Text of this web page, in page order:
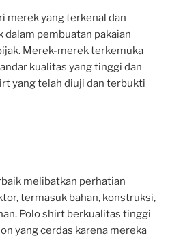
merek yang terkenal dan
pembuatan pakaian
Merek-merek terkemuka
kualitas yang tinggi dan
yang telah diuji dan terbukti
melibatkan perhatian
termasuk bahan, konstruksi,
Polo shirt berkualitas tinggi
yang cerdas karena mereka